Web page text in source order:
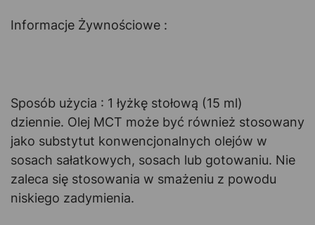
Informacje Żywnościowe :
Sposób użycia : 1 łyżkę stołową (15 ml)
dziennie. Olej MCT może być również stosowany
jako substytut konwencjonalnych olejów w
sosach sałatkowych, sosach lub gotowaniu. Nie
zaleca się stosowania w smażeniu z powodu
niskiego zadymienia.